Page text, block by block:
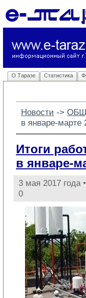
О Таразе Статистика
Новости ->
в январе-марте
Итоги
в январе-
3 мая 2017 года •
0